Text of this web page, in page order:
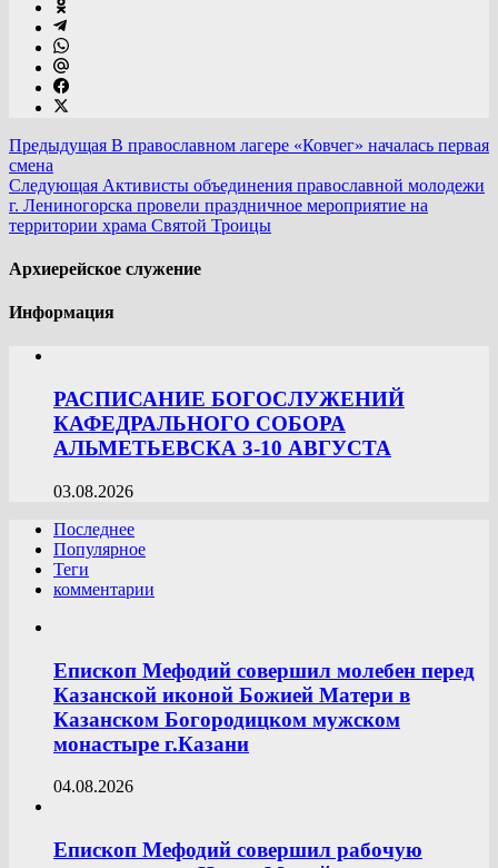
Предыдущая В православном лагере «Ковчег» началась первая
смена
Следующая Активисты объединения православной молодежи
г. Лениногорска провели праздничное мероприятие на
территории храма Святой Троицы
Архиерейское служение
Информация
РАСПИСАНИЕ БОГОСЛУЖЕНИЙ
КАФЕДРАЛЬНОГО СОБОРА
АЛЬМЕТЬЕВСКА 3-10 АВГУСТА
03.08.2026
Последнее
Популярное
Теги
комментарии
Епископ Мефодий совершил молебен перед
Казанской иконой Божией Матери в
Казанском Богородицком мужском
монастыре г.Казани
04.08.2026
Епископ Мефодий совершил рабочую